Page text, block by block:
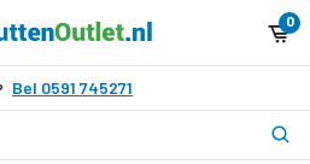
0
Bel 0591 745271